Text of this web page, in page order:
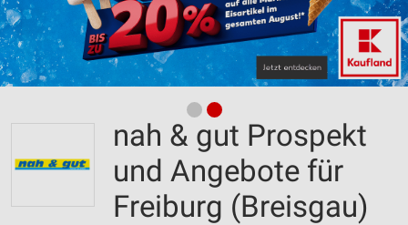
nah & gut Prospekt
und Angebote für
Freiburg (Breisgau)